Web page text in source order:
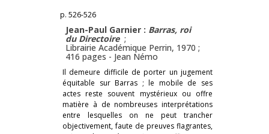
p. 526-526
Jean-Paul Garnier : Barras, roi
du Directoire ;
Librairie Académique Perrin, 1970 ;
416 pages - Jean Némo
Il demeure difficile de porter un jugement
équitable sur Barras ; le mobile de ses
actes reste souvent mystérieux ou offre
matière à de nombreuses interprétations
entre lesquelles on ne peut trancher
objectivement, faute de preuves flagrantes,